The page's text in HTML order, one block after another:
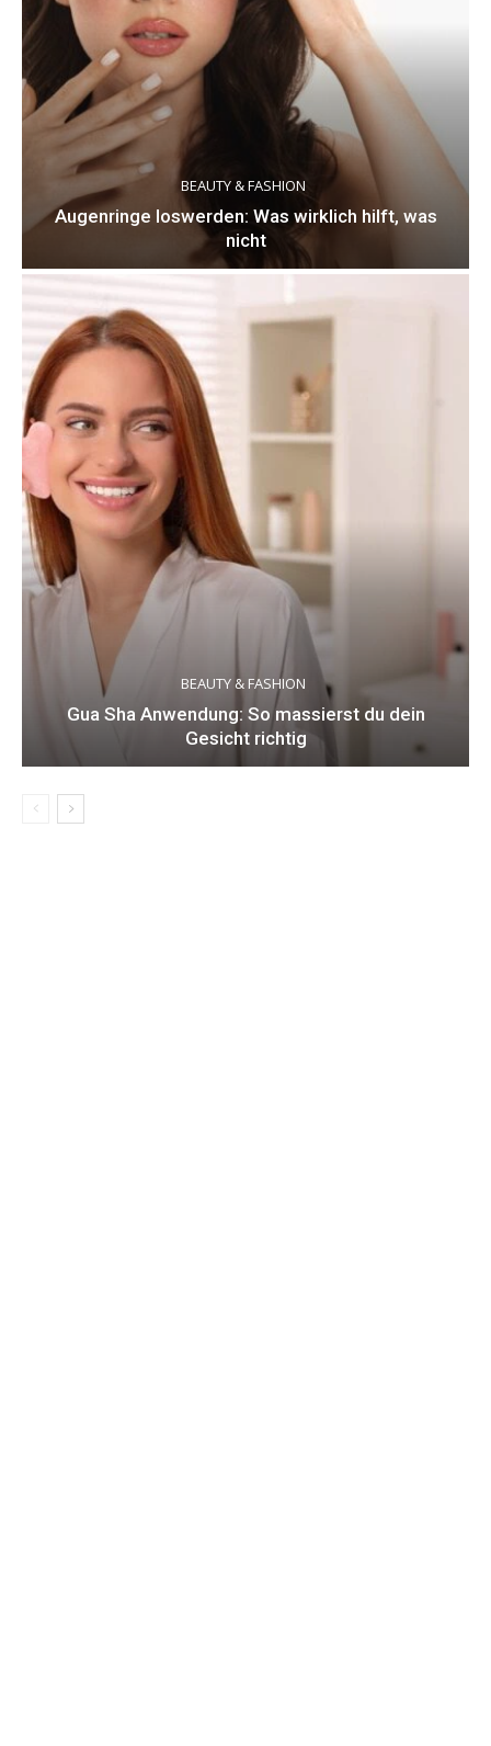
BEAUTY & FASHION
Augenringe loswerden: Was wirklich hilft, was
nicht
BEAUTY & FASHION
Gua Sha Anwendung: So massierst du dein
Gesicht richtig